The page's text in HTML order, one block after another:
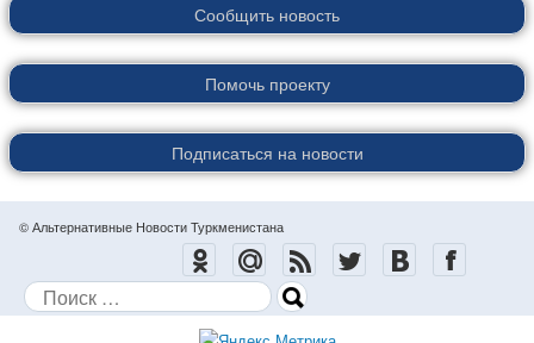
Сообщить новость
Помочь проекту
Подписаться на новости
© Альтернативные Новости Туркменистана
Поиск